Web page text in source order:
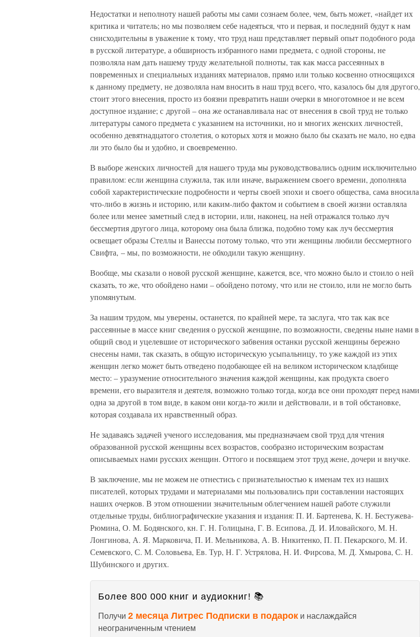
Недостатки и неполноту нашей работы мы сами сознаем более, чем, быть может, «найдет их
критика и читатель; но мы позволяем себе надеяться, что и первая, и последний будут к нам
снисходительны в уважение к тому, что труд наш представляет первый опыт подобного рода
в русской литературе, а обширность избранного нами предмета, с одной стороны, не
позволяла нам дать нашему труду желательной полноты, так как масса рассеянных в
повременных и специальных изданиях материалов, прямо или только косвенно относящихся
к данному предмету, не дозволяла нам вносить в наш труд всего, что, казалось бы для другого,
стоит этого внесения, просто из боязни превратить наши очерки в многотомное и не всем
доступное издание; с другой – она же останавливала нас от внесения в свой труд не только
литературы самого предмета с указанием на источники, но и многих женских личностей,
особенно девятнадцатого столетия, о которых хотя и можно было бы сказать не мало, но едва
ли это было бы и удобно, и своевременно.
В выборе женских личностей для нашего труда мы руководствовались одним исключительно
правилом: если женщина служила, так или иначе, выражением своего времени, дополняла
собой характеристические подробности и черты своей эпохи и своего общества, сама вносила
что-либо в жизнь и историю, или каким-либо фактом и событием в своей жизни оставляла
более или менее заметный след в истории, или, наконец, на ней отражался только луч
бессмертия другого лица, которому она была близка, подобно тому как луч бессмертия
освещает образы Стеллы и Ванессы потому только, что эти женщины любили бессмертного
Свифта, – мы, по возможности, не обходили такую женщину.
Вообще, мы сказали о новой русской женщине, кажется, все, что можно было и стоило о ней
сказать, то же, что обойдено нами – обойдено потому, что или не стоило, или не могло быть
упомянутым.
За нашим трудом, мы уверены, останется, по крайней мере, та заслуга, что так как все
рассеянные в массе книг сведения о русской женщине, по возможности, сведены ныне нами в
общий свод и уцелевшие от исторического забвения останки русской женщины бережно
снесены нами, так сказать, в общую историческую усыпальницу, то уже каждой из этих
женщин легко может быть отведено подобающее ей на великом историческом кладбище
место: – уразумение относительного значения каждой женщины, как продукта своего
времени, его выразителя и деятеля, возможно только тогда, когда все они проходят перед нами
одна за другой в том виде, в каком они когда-то жили и действовали, и в той обстановке,
которая создавала их нравственный образ.
Не задаваясь задачей ученого исследования, мы предназначаем свой труд для чтения
образованной русской женщины всех возрастов, сообразно историческим возрастам
описываемых нами русских женщин. Оттого и посвящаем этот труд жене, дочери и внучке.
В заключение, мы не можем не отнестись с признательностью к именам тех из наших
писателей, которых трудами и материалами мы пользовались при составлении настоящих
наших очерков. В этом отношении значительным облегчением нашей работе служили
отдельные труды, библиографические указания и издания: П. И. Бартенева, К. Н. Бестужева-
Рюмина, О. М. Бодянского, кн. Г. Н. Голицына, Г. В. Есипова, Д. И. Иловайского, М. Н.
Лонгинова, А. Я. Марковича, П. И. Мельникова, А. В. Никитенко, П. П. Пекарского, М. И.
Семевского, С. М. Соловьева, Ев. Тур, Н. Г. Устрялова, Н. И. Фирсова, М. Д. Хмырова, С. Н.
Шубинского и других.
Более 800 000 книг и аудиокниг! 📚
Получи 2 месяца Литрес Подписки в подарок и наслаждайся
неограниченным чтением